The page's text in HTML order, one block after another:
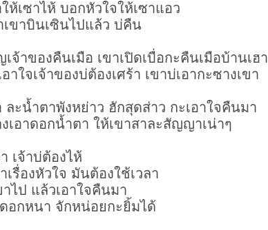
ห้เซาไห้ บอกหัวใจให้เซาแอว
เขาบินเซินไปแล้ว บ่คืน
จ้าของคืนเมือ เขาเปิดเบื่อกะคืนเมือบ้านเฮา
าใจเจ้าของบ่ต้องเศร้า เขาบ่เอากะซางเขา
ละน้ำตาพังหย่าว ฮักสุดส่าว กะเอาใจคืนมา
งเอาดอกน้ำตา ให้เขาสาละสัญญาเน่าๆ
เจ้าบ่ต้องไห้
รื่องหัวใจ มันต้องใช้เวลา
ไป แล้วเอาใจคืนมา
อกหนา จักหน่อยกะยิ้มได้